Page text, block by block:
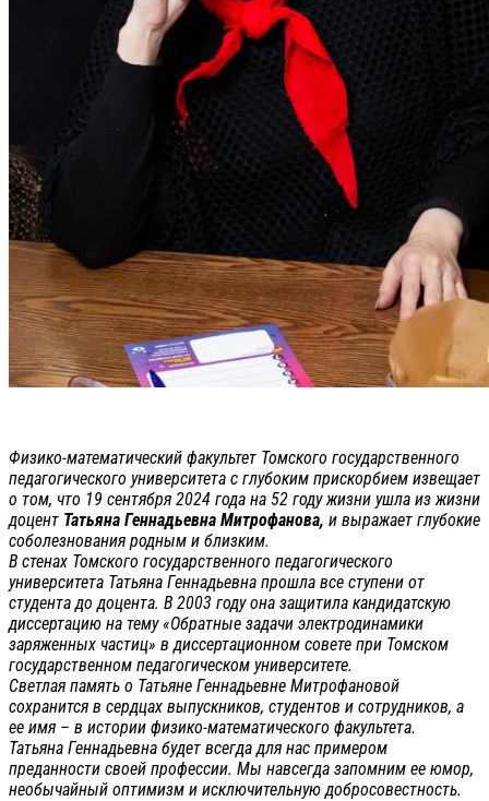
Физико-математический факультет Томского государственного
педагогического университета с глубоким прискорбием извещает
о том, что 19 сентября 2024 года на 52 году жизни ушла из жизни
доцент Татьяна Геннадьевна Митрофанова, и выражает глубокие
соболезнования родным и близким.
В стенах Томского государственного педагогического
университета Татьяна Геннадьевна прошла все ступени от
студента до доцента. В 2003 году она защитила кандидатскую
диссертацию на тему «Обратные задачи электродинамики
заряженных частиц» в диссертационном совете при Томском
государственном педагогическом университете.
Светлая память о Татьяне Геннадьевне Митрофановой
сохранится в сердцах выпускников, студентов и сотрудников, а
ее имя – в истории физико-математического факультета.
Татьяна Геннадьевна будет всегда для нас примером
преданности своей профессии. Мы навсегда запомним ее юмор,
необычайный оптимизм и исключительную добросовестность.